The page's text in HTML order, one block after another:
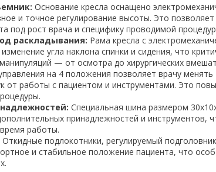
Основание кресла оснащено
и точное регулирование высоты. Это
под рост врача и специфику проводимой
раскладывания: Рама кресла с
угла наклона спинки и сидения, что
— от осмотра до хирургических
на 4 положения позволяет врачу менять
от работы с пациентом и инструментами. Это
Специальная шина размером
принадлежностей и инструментов,
работы.
Откидные подлокотники, регулируемый
и стабильное положение пациента, что